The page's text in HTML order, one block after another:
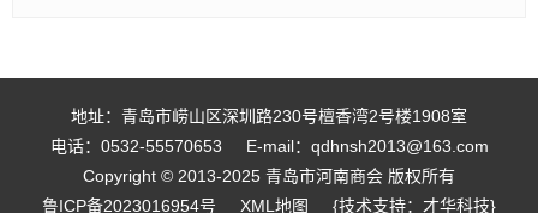
地址：青岛市崂山区深圳路230号檀香湾2号楼1908室
电话：0532-55570653
E-mail：qdhnsh2013@163.com
Copyright © 2013-2025 青岛市河南商会 版权所有
鲁ICP备2023016954号
XML地图 {技术支持：才华科技}